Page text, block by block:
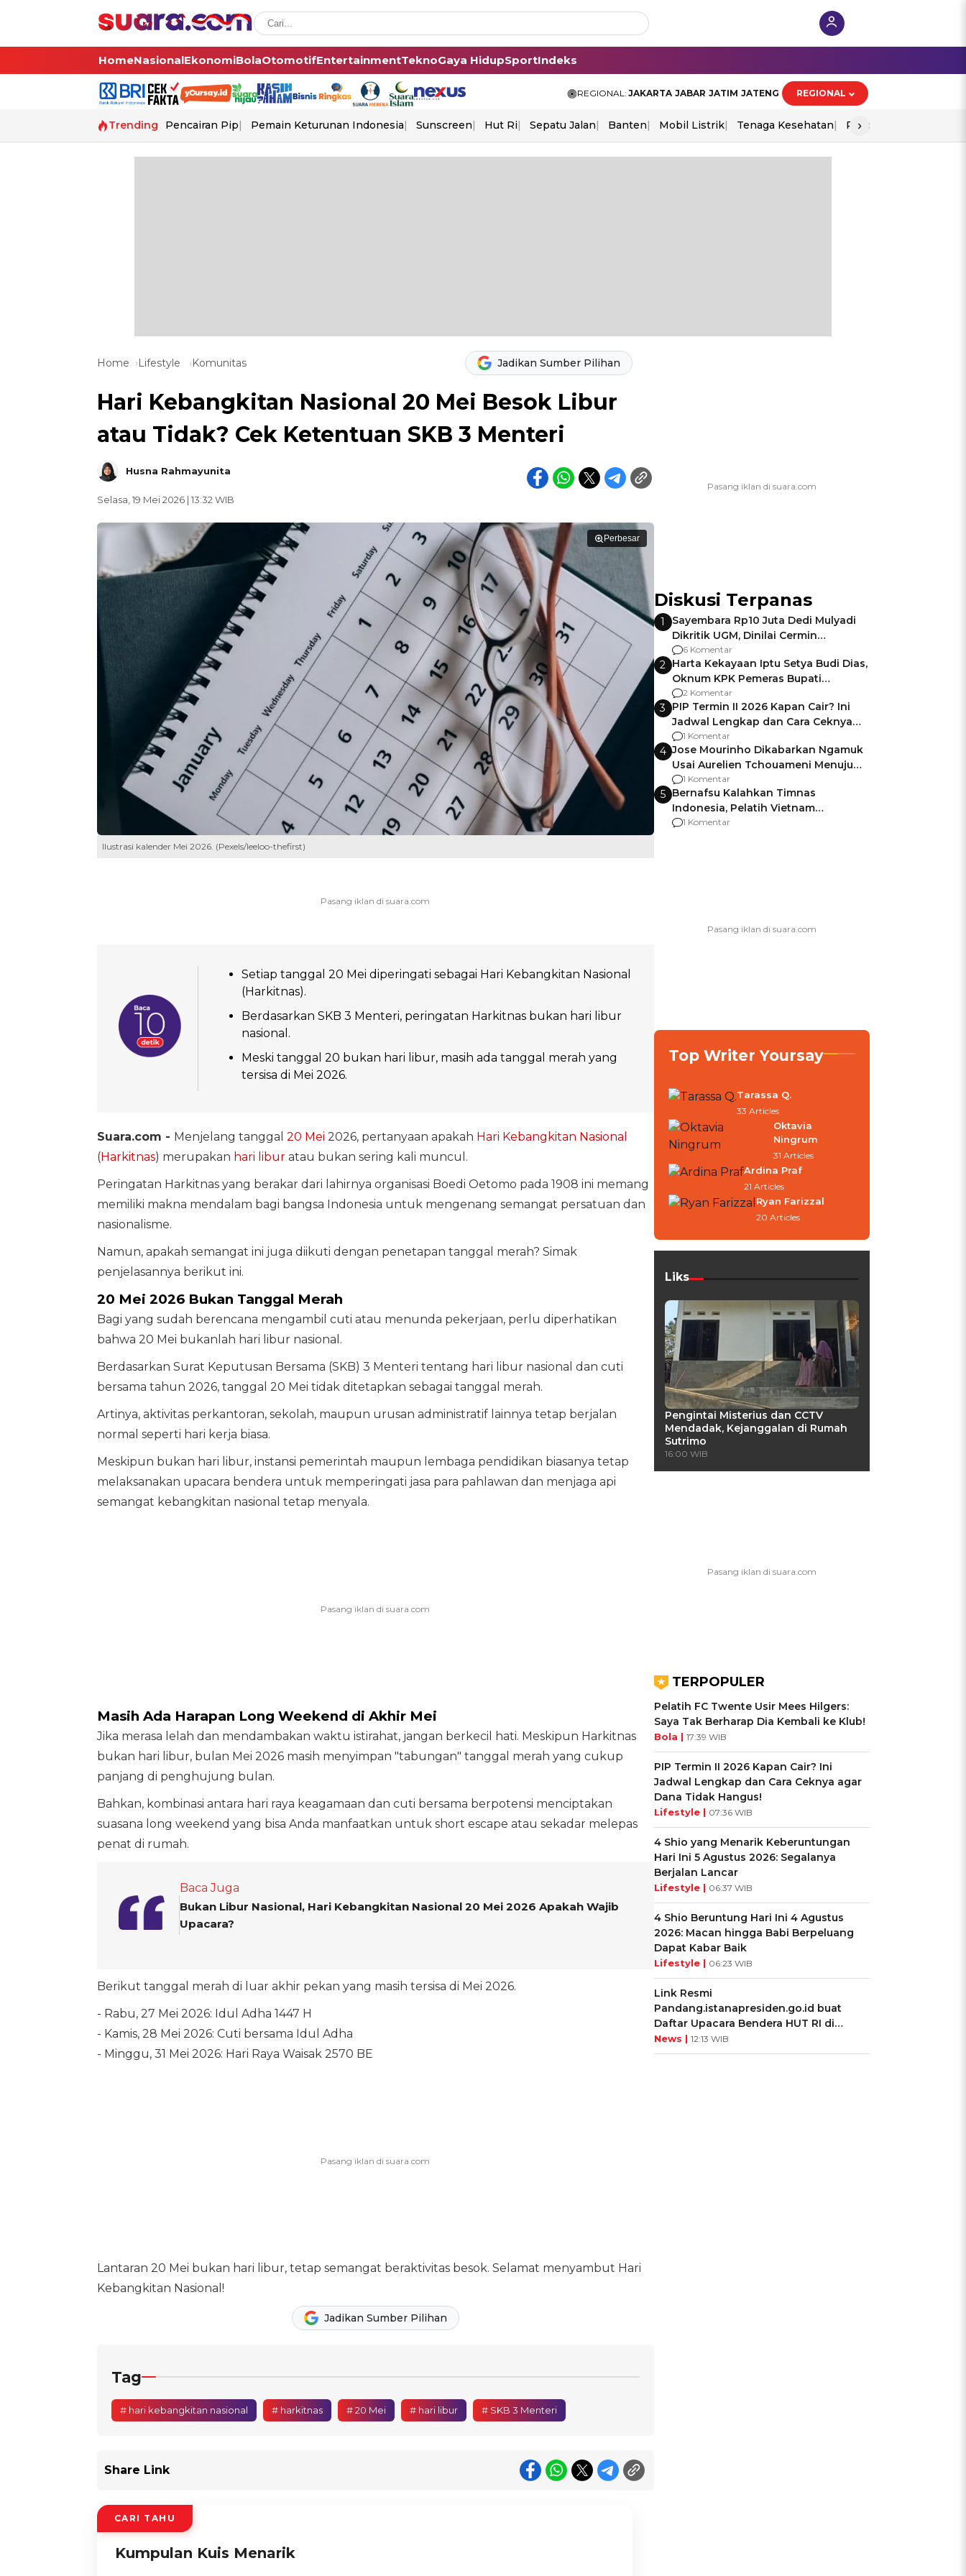
HomeNasionalEkonomiBolaOtomotifEntertainmentTeknoGaya HidupSportIndeks
REGIONAL: JAKARTA JABAR JATIM JATENG REGIONAL
Trending Pencairan Pip Pemain Keturunan Indonesia Sunscreen Hut Ri Sepatu Jalan Banten Mobil Listrik Tenaga Kesehatan Piala Aff 2026
›
Home Lifestyle Komunitas Jadikan Sumber Pilihan
Hari Kebangkitan Nasional 20 Mei Besok Libur
atau Tidak? Cek Ketentuan SKB 3 Menteri
Husna Rahmayunita
Selasa, 19 Mei 2026 | 13:32 WIB
Perbesar
Ilustrasi kalender Mei 2026. (Pexels/leeloo-thefirst)
Setiap tanggal 20 Mei diperingati sebagai Hari Kebangkitan Nasional
(Harkitnas).
Berdasarkan SKB 3 Menteri, peringatan Harkitnas bukan hari libur
nasional.
Meski tanggal 20 bukan hari libur, masih ada tanggal merah yang
tersisa di Mei 2026.
Suara.com - Menjelang tanggal 20 Mei 2026, pertanyaan apakah Hari Kebangkitan Nasional
(Harkitnas) merupakan hari liburatau bukan sering kali muncul.
Peringatan Harkitnas yang berakar dari lahirnya organisasi Boedi Oetomo pada 1908 ini memang
memiliki makna mendalam bagi bangsa Indonesia untuk mengenang semangat persatuan dan
nasionalisme.
Namun, apakah semangat ini juga diikuti dengan penetapan tanggal merah? Simak
penjelasannya berikut ini.
20 Mei 2026 Bukan Tanggal Merah
Bagi yang sudah berencana mengambil cuti atau menunda pekerjaan, perlu diperhatikan
bahwa 20 Mei bukanlah hari libur nasional.
Berdasarkan Surat Keputusan Bersama (SKB) 3 Menteri tentang hari libur nasional dan cuti
bersama tahun 2026, tanggal 20 Mei tidak ditetapkan sebagai tanggal merah.
Artinya, aktivitas perkantoran, sekolah, maupun urusan administratif lainnya tetap berjalan
normal seperti hari kerja biasa.
Meskipun bukan hari libur, instansi pemerintah maupun lembaga pendidikan biasanya tetap
melaksanakan upacara bendera untuk memperingati jasa para pahlawan dan menjaga api
semangat kebangkitan nasional tetap menyala.
Masih Ada Harapan Long Weekend di Akhir Mei
Jika merasa lelah dan mendambakan waktu istirahat, jangan berkecil hati. Meskipun Harkitnas
bukan hari libur, bulan Mei 2026 masih menyimpan "tabungan" tanggal merah yang cukup
panjang di penghujung bulan.
Bahkan, kombinasi antara hari raya keagamaan dan cuti bersama berpotensi menciptakan
suasana long weekend yang bisa Anda manfaatkan untuk short escape atau sekadar melepas
penat di rumah.
Baca Juga
Bukan Libur Nasional, Hari Kebangkitan Nasional 20 Mei 2026 Apakah Wajib
Upacara?
Berikut tanggal merah di luar akhir pekan yang masih tersisa di Mei 2026.
- Rabu, 27 Mei 2026: Idul Adha 1447 H
- Kamis, 28 Mei 2026: Cuti bersama Idul Adha
- Minggu, 31 Mei 2026: Hari Raya Waisak 2570 BE
Lantaran 20 Mei bukan hari libur, tetap semangat beraktivitas besok. Selamat menyambut Hari
Kebangkitan Nasional!
Jadikan Sumber Pilihan
Tag
# hari kebangkitan nasional # harkitnas # 20 Mei # hari libur # SKB 3 Menteri
Share Link
CARI TAHU
Kumpulan Kuis Menarik
Diskusi Terpanas
1
Sayembara Rp10 Juta Dedi Mulyadi
Dikritik UGM, Dinilai Cermin
Gagalnya Negara Jamin Keamanan
6 Komentar
2 Harta Kekayaan Iptu Setya Budi Dias,
Oknum KPK Pemeras Bupati
Pemalang
2 Komentar
3 PIP Termin II 2026 Kapan Cair? Ini
Jadwal Lengkap dan Cara Ceknya
agar Dana Tidak Hangus!
1 Komentar
4 Jose Mourinho Dikabarkan Ngamuk
Usai Aurelien Tchouameni Menuju
Manchester United
1 Komentar
5 Bernafsu Kalahkan Timnas
Indonesia, Pelatih Vietnam
Berencana Pakai Jimat di Pakansari
1 Komentar
Top Writer Yoursay
Tarassa Q.
33 Articles
Oktavia
Ningrum
31 Articles
Ardina Praf
21 Articles
Ryan Farizzal
20 Articles
Liks
Pengintai Misterius dan CCTV
Mendadak, Kejanggalan di Rumah
Sutrimo
16:00 WIB
TERPOPULER
Pelatih FC Twente Usir Mees Hilgers:
Saya Tak Berharap Dia Kembali ke Klub!
Bola | 17:39 WIB
PIP Termin II 2026 Kapan Cair? Ini
Jadwal Lengkap dan Cara Ceknya agar
Dana Tidak Hangus!
Lifestyle | 07:36 WIB
4 Shio yang Menarik Keberuntungan
Hari Ini 5 Agustus 2026: Segalanya
Berjalan Lancar
Lifestyle | 06:37 WIB
4 Shio Beruntung Hari Ini 4 Agustus
2026: Macan hingga Babi Berpeluang
Dapat Kabar Baik
Lifestyle | 06:23 WIB
Link Resmi
Pandang.istanapresiden.go.id buat
Daftar Upacara Bendera HUT RI di
Istana Negara
News | 12:13 WIB